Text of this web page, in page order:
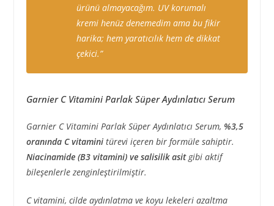
ürünü almayacağım. UV korumalı
kremi henüz denemedim ama bu fikir
harika; hem yaratıcılık hem de dikkat
çekici.”
Garnier C Vitamini Parlak Süper Aydınlatıcı Serum
Garnier C Vitamini Parlak Süper Aydınlatıcı Serum, %3,5
oranında C vitaminitürevi içeren bir formüle sahiptir.
Niacinamide (B3 vitamini) ve salisilik asitgibi aktif
bileşenlerle zenginleştirilmiştir.
C vitamini, cilde aydınlatma ve koyu lekeleri azaltma